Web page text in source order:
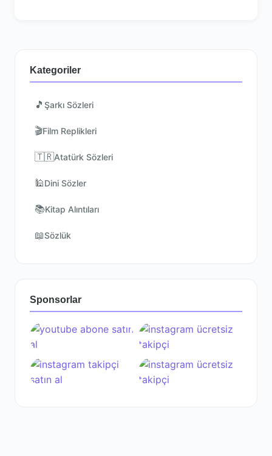
Kategoriler
🎵 Şarkı Sözleri
🎬Film Replikleri
🇹🇷Atatürk Sözleri
🕌Dini Sözler
📚Kitap Alıntıları
📖Sözlük
Sponsorlar